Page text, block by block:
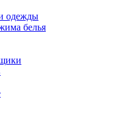
одежды
белья